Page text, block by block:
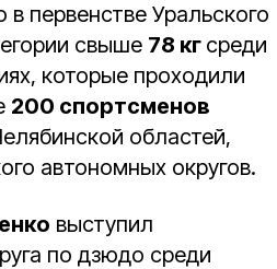
в первенстве Уральского
свыше 78 кг среди
которые проходили
200 спортсменов
областей,
автономных округов.
выступил
по дзюдо среди